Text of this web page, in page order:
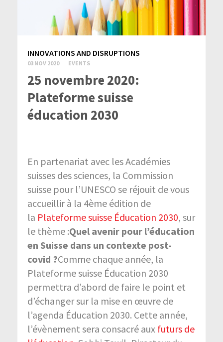
INNOVATIONS AND DISRUPTIONS
03 NOV 2020 EVENTS
25 novembre 2020:
Plateforme suisse
éducation 2030
En partenariat avec les Académies
suisses des sciences, la Commission
suisse pour l’UNESCO se réjouit de vous
accueillir à la 4ème édition de
la Plateforme suisse Éducation 2030, sur
le thème :Quel avenir pour l’éducation
en Suisse dans un contexte post-
covid ?Comme chaque année, la
Plateforme suisse Éducation 2030
permettra d’abord de faire le point et
d’échanger sur la mise en œuvre de
l’agenda Éducation 2030. Cette année,
l’évènement sera consacré aux futurs de